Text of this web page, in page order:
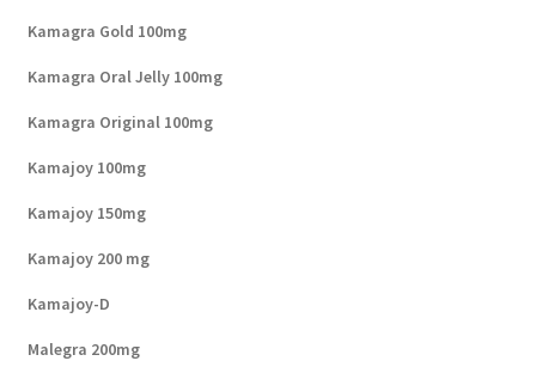
Kamagra Gold 100mg
Kamagra Oral Jelly 100mg
Kamagra Original 100mg
Kamajoy 100mg
Kamajoy 150mg
Kamajoy 200 mg
Kamajoy-D
Malegra 200mg